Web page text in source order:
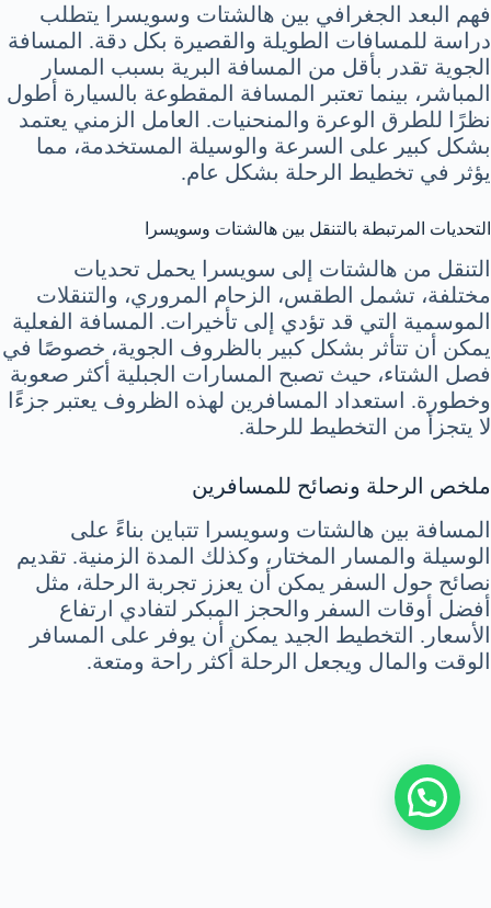
فهم البعد الجغرافي بين هالشتات وسويسرا يتطلب
دراسة للمسافات الطويلة والقصيرة بكل دقة. المسافة
الجوية تقدر بأقل من المسافة البرية بسبب المسار
المباشر، بينما تعتبر المسافة المقطوعة بالسيارة أطول
نظرًا للطرق الوعرة والمنحنيات. العامل الزمني يعتمد
بشكل كبير على السرعة والوسيلة المستخدمة، مما
يؤثر في تخطيط الرحلة بشكل عام.
التحديات المرتبطة بالتنقل بين هالشتات وسويسرا
التنقل من هالشتات إلى سويسرا يحمل تحديات
مختلفة، تشمل الطقس، الزحام المروري، والتنقلات
الموسمية التي قد تؤدي إلى تأخيرات. المسافة الفعلية
يمكن أن تتأثر بشكل كبير بالظروف الجوية، خصوصًا في
فصل الشتاء، حيث تصبح المسارات الجبلية أكثر صعوبة
وخطورة. استعداد المسافرين لهذه الظروف يعتبر جزءًا
لا يتجزأ من التخطيط للرحلة.
ملخص الرحلة ونصائح للمسافرين
المسافة بين هالشتات وسويسرا تتباين بناءً على
الوسيلة والمسار المختار، وكذلك المدة الزمنية. تقديم
نصائح حول السفر يمكن أن يعزز تجربة الرحلة، مثل
أفضل أوقات السفر والحجز المبكر لتفادي ارتفاع
الأسعار. التخطيط الجيد يمكن أن يوفر على المسافر
الوقت والمال ويجعل الرحلة أكثر راحة ومتعة.